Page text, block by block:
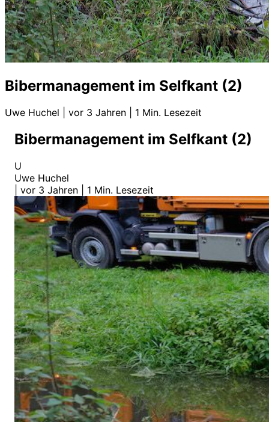
Bibermanagement im Selfkant (2)
Uwe Huchel vor 3 Jahren 1 Min. Lesezeit
Bibermanagement im Selfkant (2)
U
Uwe Huchel
vor 3 Jahren 1 Min. Lesezeit